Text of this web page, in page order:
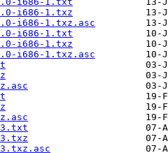
i686-1.txz
i686-1.txz.asc
i686-1.txt
i686-1.txz
i686-1.txz.asc
3.txt